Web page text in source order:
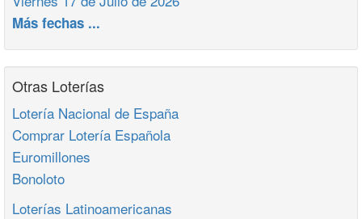
Más fechas ...
Otras Loterías
Lotería Nacional de España
Comprar Lotería Española
Euromillones
Bonoloto
Loterías Latinoamericanas